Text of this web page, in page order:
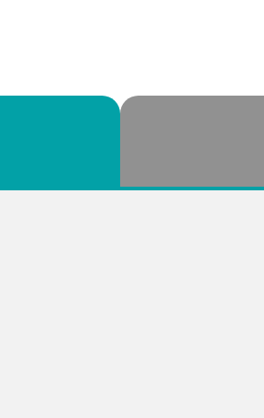
長崎 熊本 大分 宮崎 鹿児島